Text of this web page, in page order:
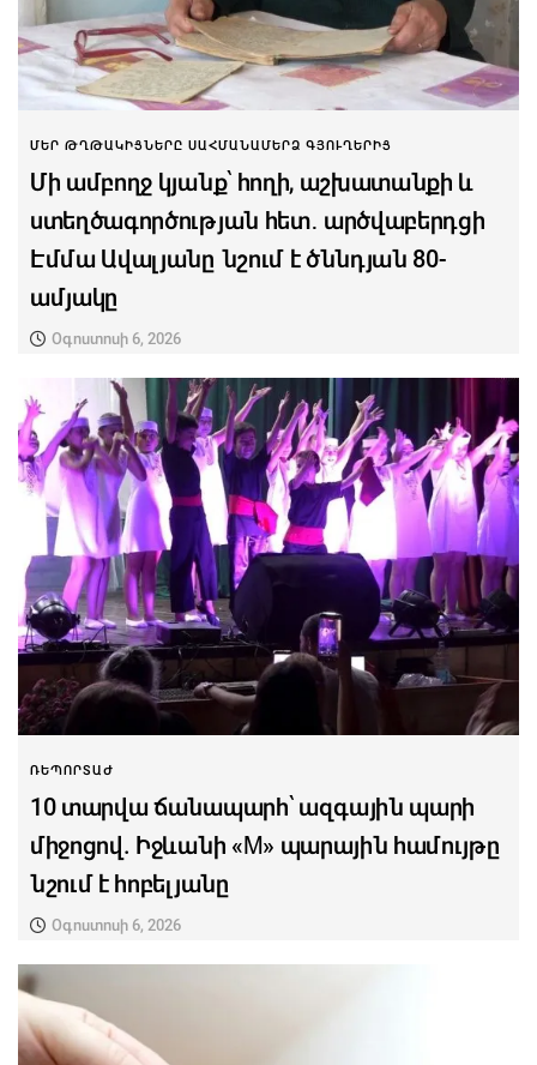
ՄԵՐ ԹՂԹԱԿԻՑՆԵՐԸ ՍԱՀՄԱՆԱՄԵՐՁ ԳՅՈՒՂԵՐԻՑ
Մի ամբողջ կյանք՝ հողի, աշխատանքի և
ստեղծագործության հետ․ արծվաբերդցի
Էմմա Ավալյանը նշում է ծննդյան 80-
ամյակը
Օգոստոսի 6, 2026
ՌԵՊՈՐՏԱԺ
10 տարվա ճանապարհ՝ ազգային պարի
միջոցով. Իջևանի «M» պարային համույթը
նշում է հոբելյանը
Օգոստոսի 6, 2026